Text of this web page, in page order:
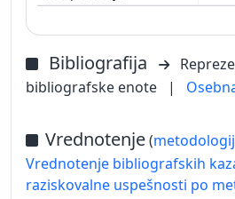
Bibliografija
bibliografske enote
|
Vrednotenje(
Vrednotenje bibliografskih
raziskovalne uspešnosti po